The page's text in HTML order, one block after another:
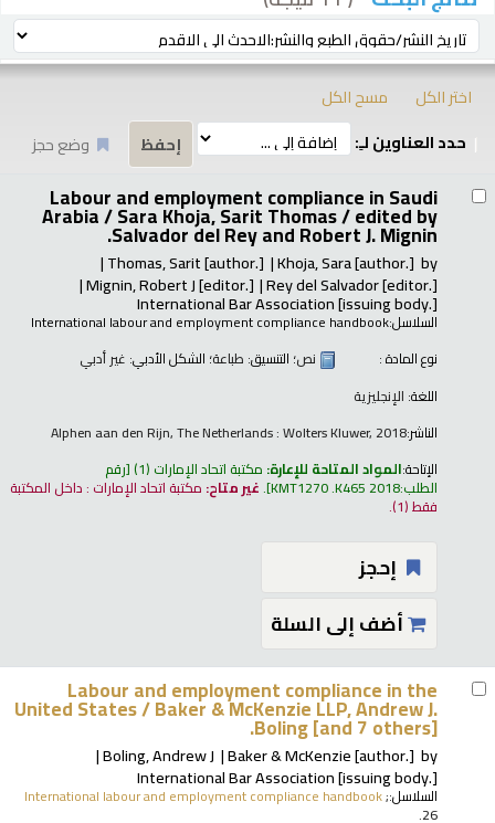
ترتيب بواسطة:
اختر الكل
مسح الكل
حدد العناوين لـِ:
وضع حجز
Labour and employment compliance in Saudi
Arabia / Sara Khoja, Sarit Thomas /edited by
Salvador del Rey and Robert J. Mignin.
by
Khoja, Sara[author.]
Thomas, Sarit[author.]
Rey del Salvador[editor.]
Mignin, Robert J[editor.]
International Bar Association[issuing body.]
السلاسل:International labour and employment compliance handbook
نوع المادة :
نص؛ التنسيق: طباعة؛ الشكل الأدبي: غير أدبي
اللغة: الإنجليزية
الناشر:Alphen aan den Rijn, The Netherlands : Wolters Kluwer, 2018
الإتاحة:المواد المتاحة للإعارة: مكتبة اتحاد الإمارات (1) رقم
الطلب:KMT1270 .K465 2018
.غير متاح: مكتبة اتحاد الإمارات : داخل المكتبة
فقط(1).
إحجز
أضف إلى السلة
Labour and employment compliance in the
United States /Baker & McKenzie LLP, Andrew J.
Boling [and 7 others].
by
Baker & McKenzie[author.]
Boling, Andrew J
International Bar Association[issuing body.]
السلاسل: International labour and employment compliance handbook;
26.